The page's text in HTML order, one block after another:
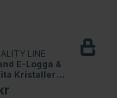
LINE
E-Logga &
Kristaller